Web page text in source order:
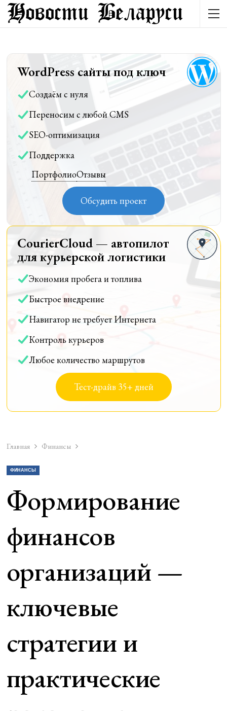
WordPress сайты под ключ
Создаём с нуля
Переносим с любой CMS
SEO-оптимизация
Поддержка
ПортфолиоОтзывы
Обсудить проект
CourierCloud — автопилот
для курьерской логистики
Экономия пробега и топлива
Быстрое внедрение
Навигатор не требует Интернета
Контроль курьеров
Любое количество маршрутов
Тест-драйв 35+ дней
Главная Финансы
ФИНАНСЫ
Формирование
финансов
организаций —
ключевые
стратегии и
практические